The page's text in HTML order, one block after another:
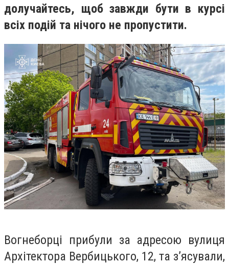
долучайтесь, щоб завжди бути в курсі
всіх подій та нічого не пропустити.
Вогнеборці прибули за адресою вулиця
Архітектора Вербицького, 12, та зʼясували,